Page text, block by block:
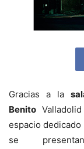
Gracias a la
Benito
espacio
se